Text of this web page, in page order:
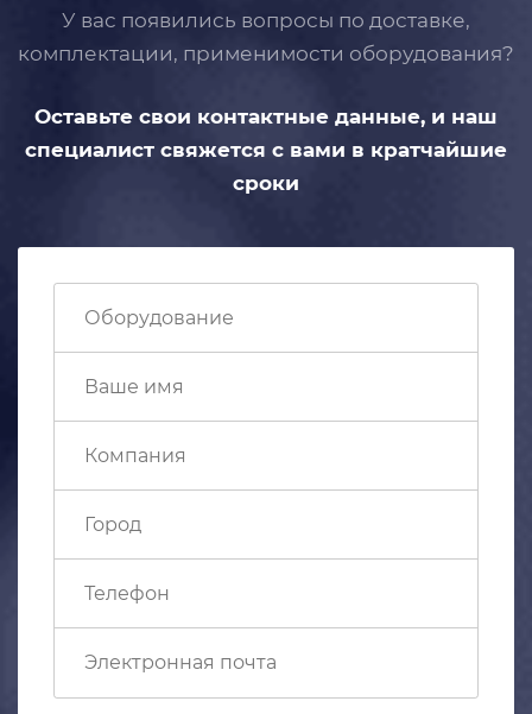
У вас появились вопросы по доставке,
комплектации, применимости оборудования?
Оставьте свои контактные данные, и наш
специалист свяжется с вами в кратчайшие
сроки